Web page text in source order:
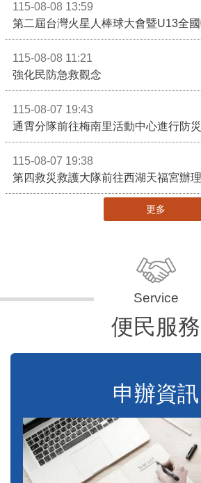
115-08-08 13:59
115-08-08 11:21
強化民防急救觀念
115-08-07 19:43
通霄分隊前往梅南里活動中心進行防
115-08-07 19:38
第四救災救護大隊前往西湖天福宮辦
更多
便民服務
申辦資訊